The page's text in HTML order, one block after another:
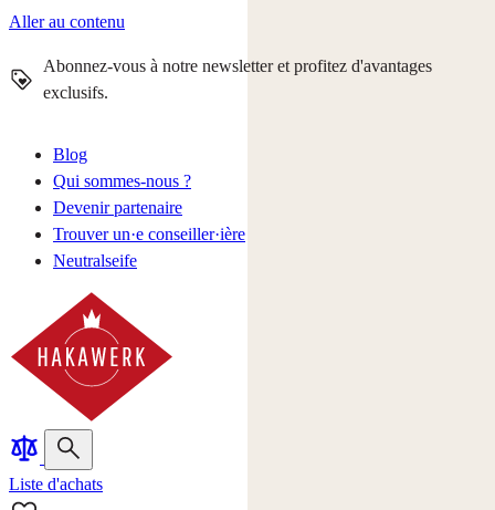
Aller au contenu
Abonnez-vous à notre newsletter et profitez d'avantages
exclusifs.
Blog
Qui sommes-nous ?
Devenir partenaire
Trouver un·e conseiller·ière
Neutralseife
Liste d'achats